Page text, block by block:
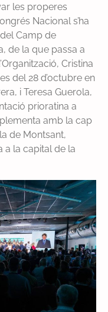
les properes
Nacional s’ha
Camp de
de la que passa a
Cristina
del 28 d’octubre en
i Teresa Guerola,
prioratina a
amb la cap
de Montsant,
a la capital de la